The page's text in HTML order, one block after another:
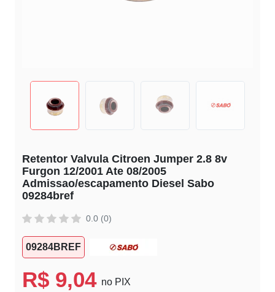
Retentor Valvula Citroen Jumper 2.8 8v
Furgon 12/2001 Ate 08/2005
Admissao/escapamento Diesel Sabo
09284bref
0.0 (0)
09284BREF
R$ 9,04 no PIX